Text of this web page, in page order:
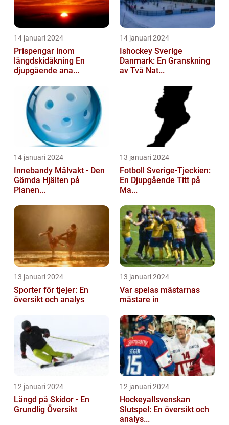
14 januari 2024
Prispengar inom
längdskidåkning En
djupgående ana...
14 januari 2024
Ishockey Sverige
Danmark: En Granskning
av Två Nat...
14 januari 2024
Innebandy Målvakt - Den
Gömda Hjälten på
Planen...
13 januari 2024
Fotboll Sverige-Tjeckien:
En Djupgående Titt på
Ma...
13 januari 2024
Sporter för tjejer: En
översikt och analys
13 januari 2024
Var spelas mästarnas
mästare in
12 januari 2024
Längd på Skidor - En
Grundlig Översikt
12 januari 2024
Hockeyallsvenskan
Slutspel: En översikt och
analys...